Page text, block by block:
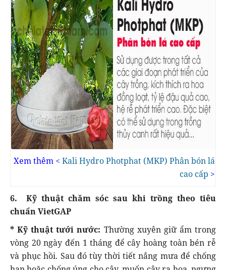
Xem thêm < Kali Hydro Photphat (MKP) Phân bón lá
cao cấp >
6. Kỹ thuật chăm sóc sau khi trồng theo tiêu
chuẩn VietGAP
* Kỹ thuật tưới nước: Thường xuyên giữ ẩm trong
vòng 20 ngày đến 1 tháng để cây hoàng toàn bén rễ
và phục hồi. Sau đó tùy thời tiết nắng mưa để chống